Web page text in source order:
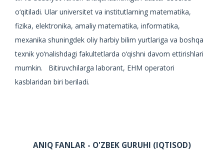
o‘qitiladi. Ular universitet va institutlarning matematika,
fizika, elektronika, amaliy matematika, informatika,
mexanika shuningdek oliy harbiy bilim yurtlariga va boshqa
texnik yo‘nalishdagi fakultetlarda o‘qishni davom ettirishlari
mumkin. Bitiruvchilarga laborant, EHM operatori
kasblaridan biri beriladi.
ANIQ FANLAR - O'ZBEK GURUHI (IQTISOD)